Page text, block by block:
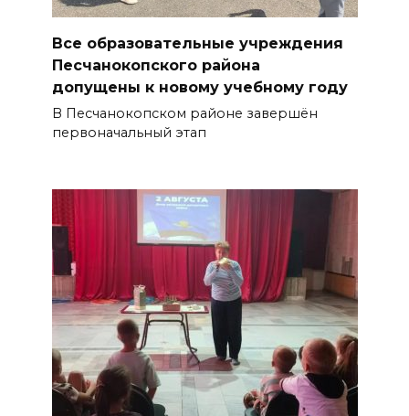
Все образовательные учреждения
Песчанокопского района
допущены к новому учебному году
В Песчанокопском районе завершён
первоначальный этап